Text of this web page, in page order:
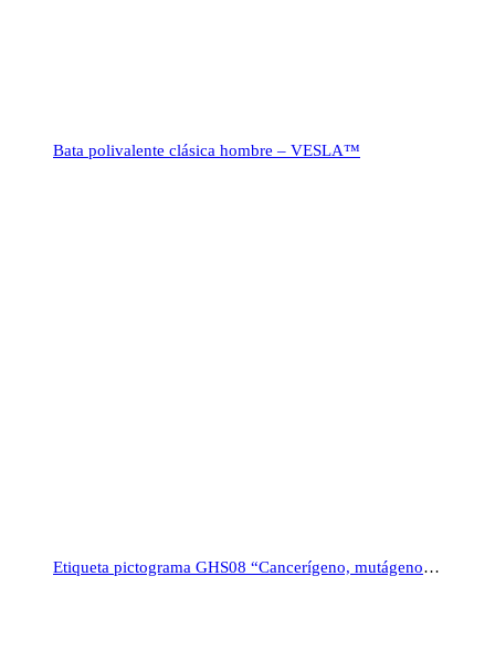
Bata polivalente clásica hombre – VESLA™
Etiqueta pictograma GHS08 “Cancerígeno, mutágeno”, rollo 500